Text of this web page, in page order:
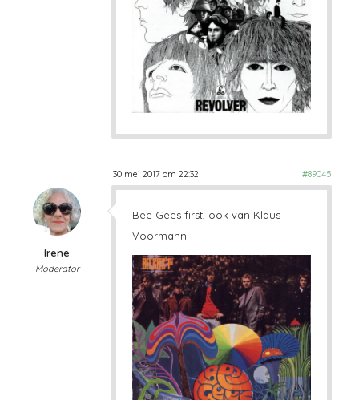
30 mei 2017 om 22:32 #89045
Irene
Moderator
Bee Gees first, ook van Klaus
Voormann: